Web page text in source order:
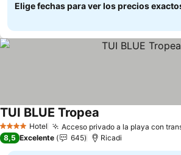
Elige fechas para ver los precios
4 EstrellasHotel Acceso privado a la playa con
TUI BLUE Tropea
8,5 Excelente 645 Ricadi